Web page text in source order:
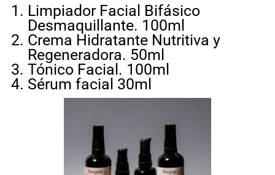
Limpiador Facial Bifásico
Desmaquillante. 100ml
Crema Hidratante Nutritiva y
Regeneradora. 50ml
Tónico Facial. 100ml
Sérum facial 30ml